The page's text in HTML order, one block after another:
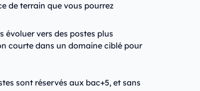
de terrain que vous pourrez
évoluer vers des postes plus
courte dans un domaine ciblé pour
sont réservés aux bac+5, et sans